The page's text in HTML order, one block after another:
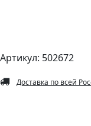
Артикул: 502672
Доставка по всей